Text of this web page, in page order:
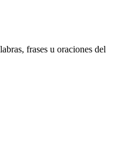
frases u oraciones del